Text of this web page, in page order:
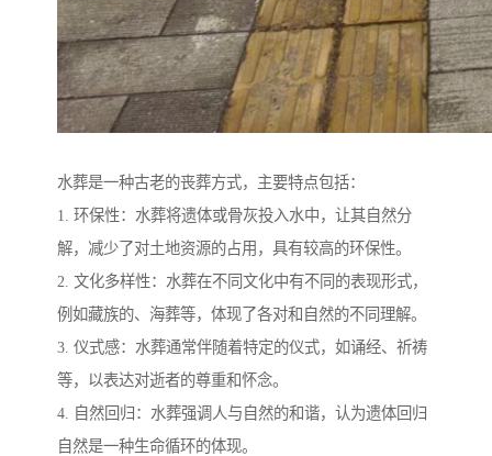
水葬是一种古老的丧葬方式，主要特点包括：
1. 环保性：水葬将遗体或骨灰投入水中，让其自然分
解，减少了对土地资源的占用，具有较高的环保性。
2. 文化多样性：水葬在不同文化中有不同的表现形式，
例如藏族的、海葬等，体现了各对和自然的不同理解。
3. 仪式感：水葬通常伴随着特定的仪式，如诵经、祈祷
等，以表达对逝者的尊重和怀念。
4. 自然回归：水葬强调人与自然的和谐，认为遗体回归
自然是一种生命循环的体现。